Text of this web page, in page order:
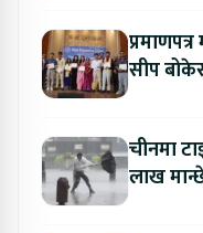
सीप
चीनमा
लाख